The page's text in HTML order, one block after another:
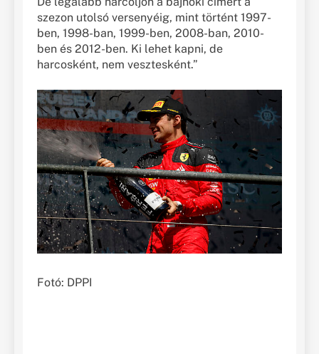
szezon utolsó versenyéig, mint történt 1997-
ben, 1998-ban, 1999-ben, 2008-ban, 2010-
ben és 2012-ben. Ki lehet kapni, de
harcosként, nem vesztesként.”
Fotó: DPPI